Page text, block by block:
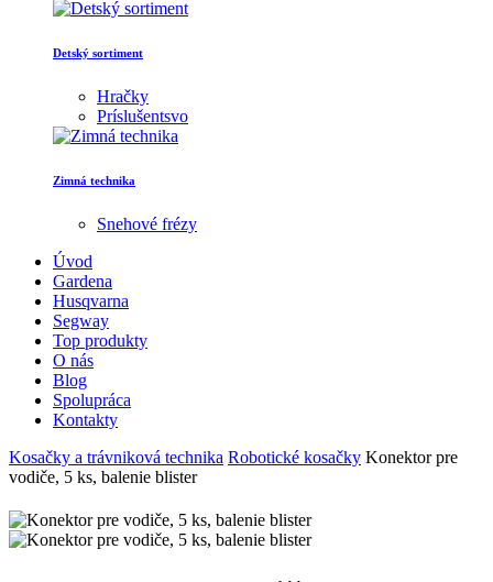
Detský sortiment
Hračky
Príslušentsvo
Zimná technika
Snehové frézy
Úvod
Gardena
Husqvarna
Segway
Top produkty
O nás
Blog
Spolupráca
Kontakty
Kosačky a trávniková technika Robotické kosačky Konektor pre
vodiče, 5 ks, balenie blister